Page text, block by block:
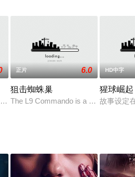
Gamera entries, this film deals
正片 6.0
狙击蜘蛛巢
The L9 Commando is a task force
HD中字
猩球崛
故事设定